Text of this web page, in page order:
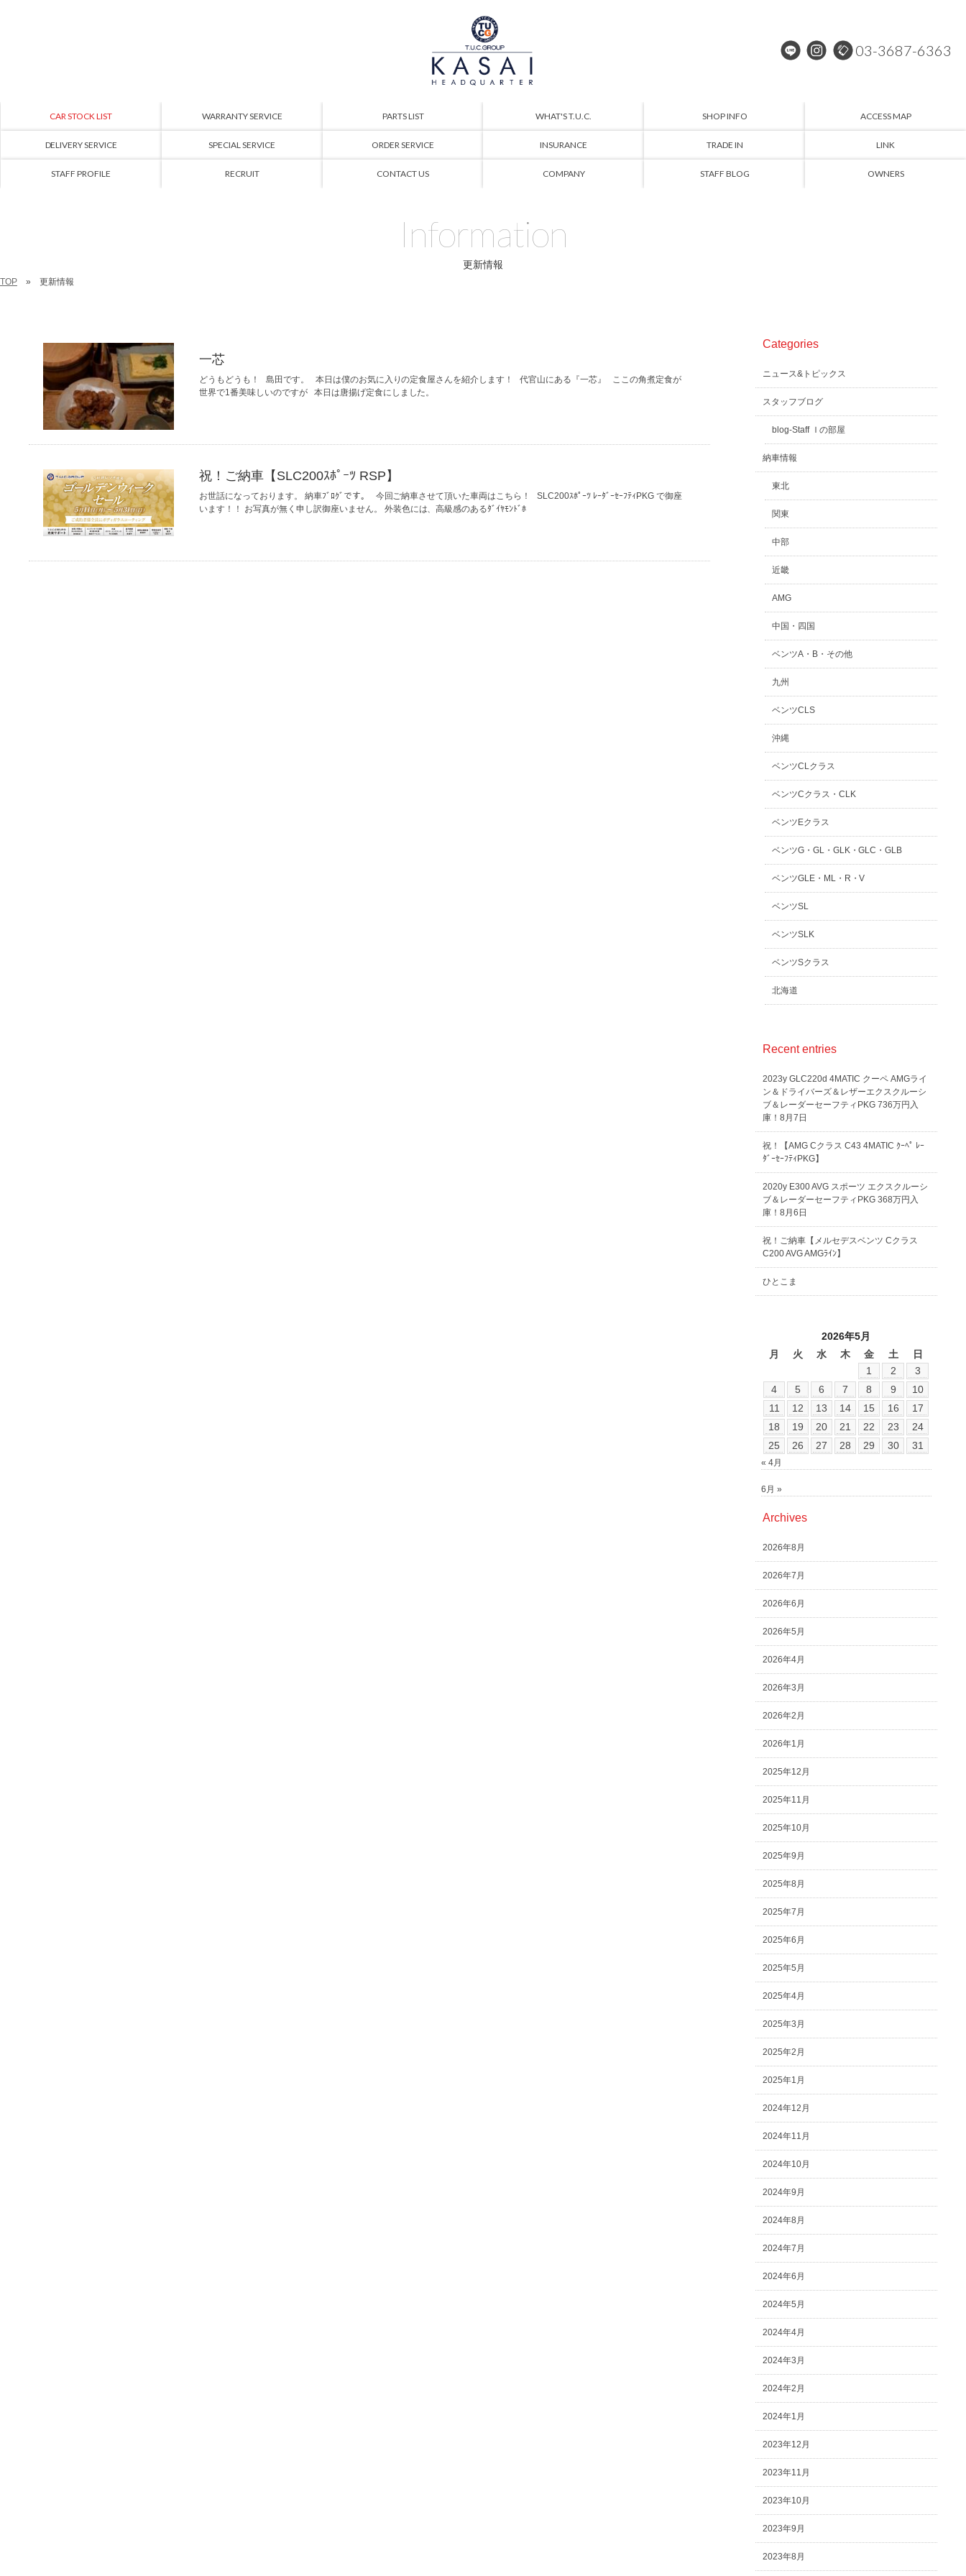
03-3687-6363
CAR STOCK LIST WARRANTY SERVICE PARTS LIST WHAT'S T.U.C. SHOP INFO ACCESS MAP
DELIVERY SERVICE SPECIAL SERVICE ORDER SERVICE INSURANCE TRADE IN LINK
STAFF PROFILE RECRUIT CONTACT US COMPANY STAFF BLOG OWNERS
Information
更新情報
TOP 更新情報
一芯
どうもどうも！ 島田です。 本日は僕のお気に入りの定食屋さんを紹介します！ 代官山にある『一芯』 ここの角煮定食が
世界で1番美味しいのですが 本日は唐揚げ定食にしました。
祝！ご納車【SLC200ｽﾎﾟｰﾂ RSP】
お世話になっております。 納車ﾌﾞﾛｸﾞです。 今回ご納車させて頂いた車両はこちら！ SLC200ｽﾎﾟｰﾂ ﾚｰﾀﾞｰｾｰﾌﾃｨPKG で御座
います！！ お写真が無く申し訳御座いません。 外装色には、高級感のあるﾀﾞｲﾔﾓﾝﾄﾞﾎ
Categories
ニュース&トピックス
スタッフブログ
blog-Staff Ｉの部屋
納車情報
東北
関東
中部
近畿
AMG
中国・四国
ベンツA・B・その他
九州
ベンツCLS
沖縄
ベンツCLクラス
ベンツCクラス・CLK
ベンツEクラス
ベンツG・GL・GLK・GLC・GLB
ベンツGLE・ML・R・V
ベンツSL
ベンツSLK
ベンツSクラス
北海道
Recent entries
2023y GLC220d 4MATIC クーペ AMGライ
ン＆ドライバーズ＆レザーエクスクルーシ
ブ＆レーダーセーフティPKG 736万円入
庫！8月7日
祝！【AMG Cクラス C43 4MATIC ｸｰﾍﾟ ﾚｰ
ﾀﾞｰｾｰﾌﾃｨPKG】
2020y E300 AVG スポーツ エクスクルーシ
ブ＆レーダーセーフティPKG 368万円入
庫！8月6日
祝！ご納車【メルセデスベンツ Cクラス
C200 AVG AMGﾗｲﾝ】
ひとこま
2026年5月
月
火 水 木 金 土
日
1
2
3
4
5 6 7 8 9
10
11
12 13 14 15 16
17
18
19 20 21 22 23
24
25
26 27 28 29 30 31
« 4月
6月 »
Archives
2026年8月
2026年7月
2026年6月
2026年5月
2026年4月
2026年3月
2026年2月
2026年1月
2025年12月
2025年11月
2025年10月
2025年9月
2025年8月
2025年7月
2025年6月
2025年5月
2025年4月
2025年3月
2025年2月
2025年1月
2024年12月
2024年11月
2024年10月
2024年9月
2024年8月
2024年7月
2024年6月
2024年5月
2024年4月
2024年3月
2024年2月
2024年1月
2023年12月
2023年11月
2023年10月
2023年9月
2023年8月